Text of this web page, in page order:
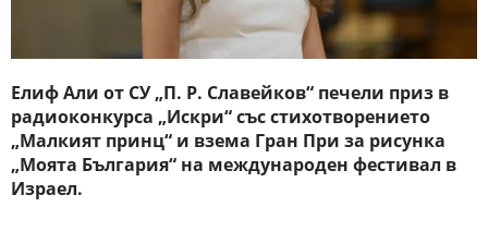
Елиф Али от СУ „П. Р. Славейков“ печели приз в
радиоконкурса „Искри“ със стихотворението
„Малкият принц“ и взема Гран При за рисунка
„Моята България“ на международен фестивал в
Израел.